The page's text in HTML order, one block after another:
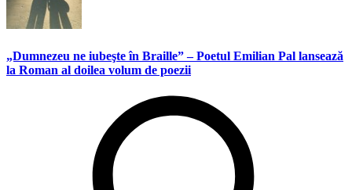
„Dumnezeu ne iubeşte în Braille” – Poetul Emilian Pal lansează
la Roman al doilea volum de poezii